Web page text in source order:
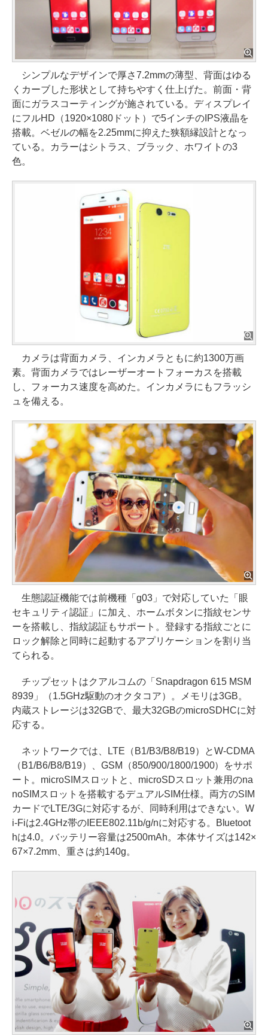
シンプルなデザインで厚さ7.2mmの薄型、背面はゆる
くカーブした形状として持ちやすく仕上げた。前面・背
面にガラスコーティングが施されている。ディスプレイ
にフルHD（1920×1080ドット）で5インチのIPS液晶を
搭載。ベゼルの幅を2.25mmに抑えた狭額縁設計となっ
ている。カラーはシトラス、ブラック、ホワイトの3
色。
カメラは背面カメラ、インカメラともに約1300万画
素。背面カメラではレーザーオートフォーカスを搭載
し、フォーカス速度を高めた。インカメラにもフラッシ
ュを備える。
生態認証機能では前機種「g03」で対応していた「眼
セキュリティ認証」に加え、ホームボタンに指紋センサ
ーを搭載し、指紋認証もサポート。登録する指紋ごとに
ロック解除と同時に起動するアプリケーションを割り当
てられる。
チップセットはクアルコムの「Snapdragon 615 MSM
8939」（1.5GHz駆動のオクタコア）。メモリは3GB。
内蔵ストレージは32GBで、最大32GBのmicroSDHCに対
応する。
ネットワークでは、LTE（B1/B3/B8/B19）とW-CDMA
（B1/B6/B8/B19）、GSM（850/900/1800/1900）をサポ
ート。microSIMスロットと、microSDスロット兼用のna
noSIMスロットを搭載するデュアルSIM仕様。両方のSIM
カードでLTE/3Gに対応するが、同時利用はできない。W
i-Fiは2.4GHz帯のIEEE802.11b/g/nに対応する。Bluetoot
hは4.0。バッテリー容量は2500mAh。本体サイズは142×
67×7.2mm、重さは約140g。